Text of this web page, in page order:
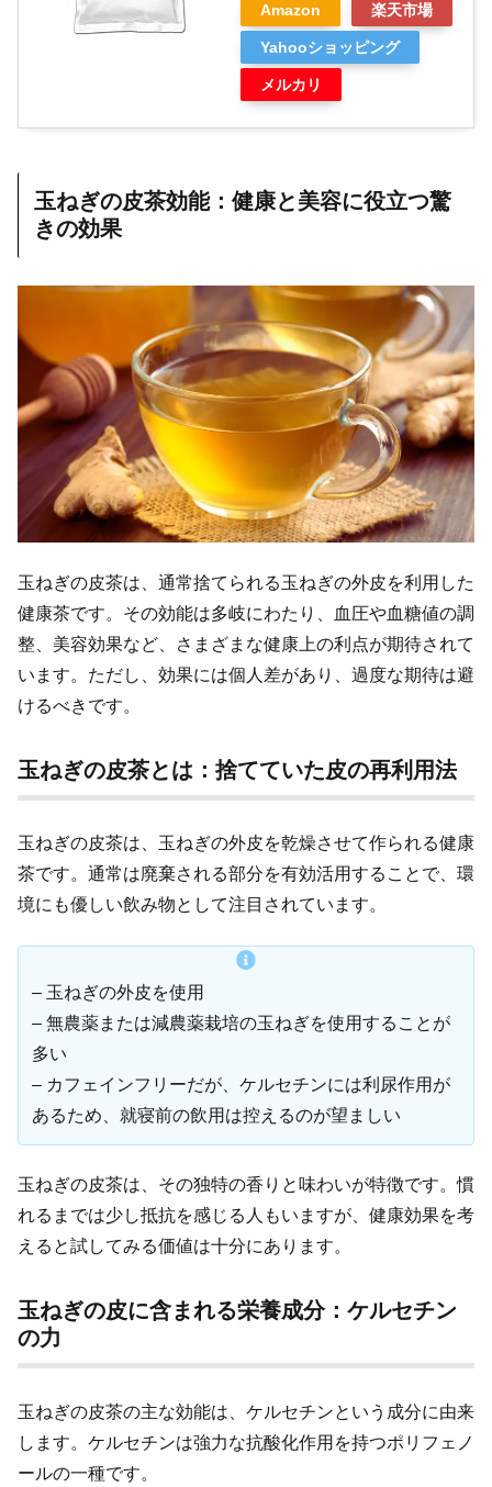
Amazon 楽天市場
Yahooショッピング
メルカリ
玉ねぎの皮茶効能：健康と美容に役立つ驚
きの効果
玉ねぎの皮茶は、通常捨てられる玉ねぎの外皮を利用した
健康茶です。その効能は多岐にわたり、血圧や血糖値の調
整、美容効果など、さまざまな健康上の利点が期待されて
います。ただし、効果には個人差があり、過度な期待は避
けるべきです。
玉ねぎの皮茶とは：捨てていた皮の再利用法
玉ねぎの皮茶は、玉ねぎの外皮を乾燥させて作られる健康
茶です。通常は廃棄される部分を有効活用することで、環
境にも優しい飲み物として注目されています。
– 玉ねぎの外皮を使用
– 無農薬または減農薬栽培の玉ねぎを使用することが
多い
– カフェインフリーだが、ケルセチンには利尿作用が
あるため、就寝前の飲用は控えるのが望ましい
玉ねぎの皮茶は、その独特の香りと味わいが特徴です。慣
れるまでは少し抵抗を感じる人もいますが、健康効果を考
えると試してみる価値は十分にあります。
玉ねぎの皮に含まれる栄養成分：ケルセチン
の力
玉ねぎの皮茶の主な効能は、ケルセチンという成分に由来
します。ケルセチンは強力な抗酸化作用を持つポリフェノ
ールの一種です。